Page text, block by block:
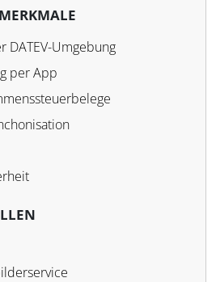
DATEV-Umgebung
per App